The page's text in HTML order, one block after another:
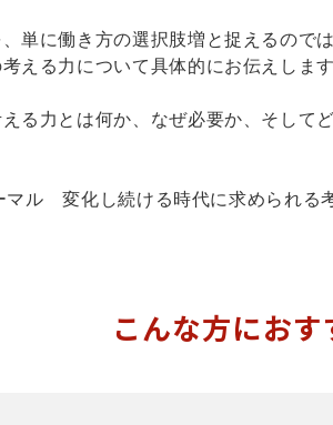
単に働き方の選択肢増と捉えるので
える力について具体的にお伝えします
る力とは何か、なぜ必要か、そして
ル 変化し続ける時代に求められる
こんな方におす